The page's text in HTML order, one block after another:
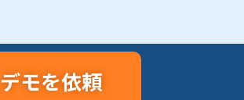
デモを依頼